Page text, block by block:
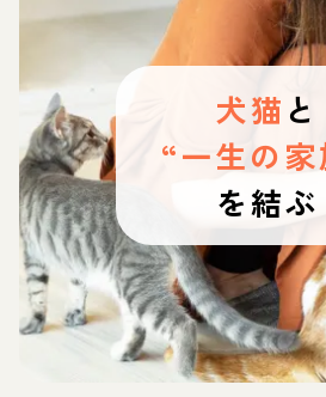
犬猫 と
“一生の家
を結ぶ